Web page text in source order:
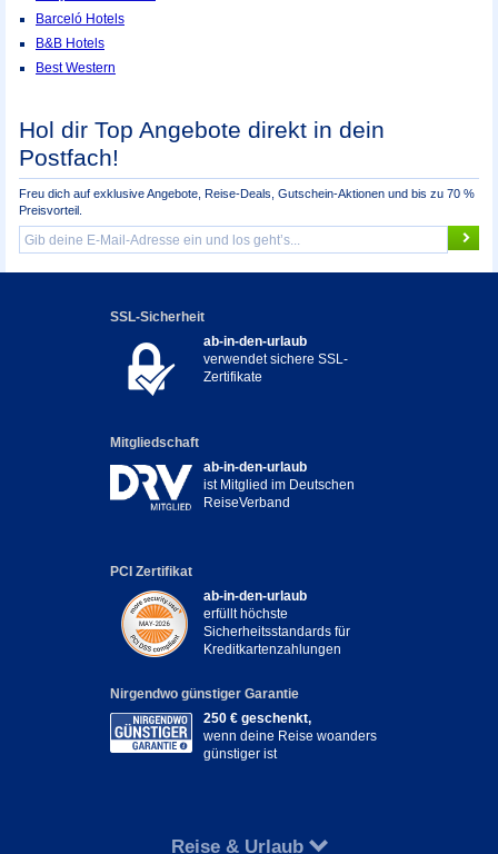
Barceló Hotels
B&B Hotels
Best Western
Hol dir Top Angebote direkt in dein
Postfach!
Freu dich auf exklusive Angebote, Reise-Deals, Gutschein-Aktionen und bis zu 70 %
Preisvorteil.
SSL-Sicherheit
ab-in-den-urlaub
verwendet sichere SSL-
Zertifikate
Mitgliedschaft
ab-in-den-urlaub
ist Mitglied im Deutschen
ReiseVerband
PCI Zertifikat
ab-in-den-urlaub
erfüllt höchste
Sicherheitsstandards für
Kreditkartenzahlungen
Nirgendwo günstiger Garantie
250 € geschenkt,
wenn deine Reise woanders
günstiger ist
Reise & Urlaub